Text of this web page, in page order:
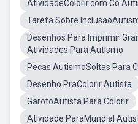
AtividadeColorir.com Co
Tarefa Sobre
Desenhos Para Imprimir
Atividades Para Autismo
Pecas AutismoSoltas Para
Desenho PraColorir Autista
GarotoAutista Para Colorir
Atividade ParaMundial